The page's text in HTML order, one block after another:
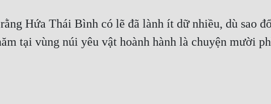
Hứa Thái Bình có lẽ đã lành ít dữ nhiều, dù sao
tại vùng núi yêu vật hoành hành là chuyện mười